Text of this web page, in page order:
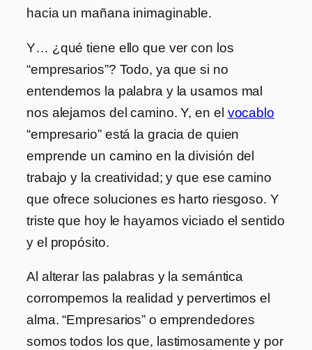
hacia un mañana inimaginable.
Y… ¿qué tiene ello que ver con los
“empresarios”? Todo, ya que si no
entendemos la palabra y la usamos mal
nos alejamos del camino. Y, en el vocablo
“empresario” está la gracia de quien
emprende un camino en la división del
trabajo y la creatividad; y que ese camino
que ofrece soluciones es harto riesgoso. Y
triste que hoy le hayamos viciado el sentido
y el propósito.
Al alterar las palabras y la semántica
corrompemos la realidad y pervertimos el
alma. “Empresarios” o emprendedores
somos todos los que, lastimosamente y por